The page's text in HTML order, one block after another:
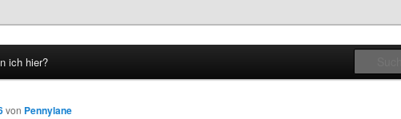
ich hier?
von Pennylane